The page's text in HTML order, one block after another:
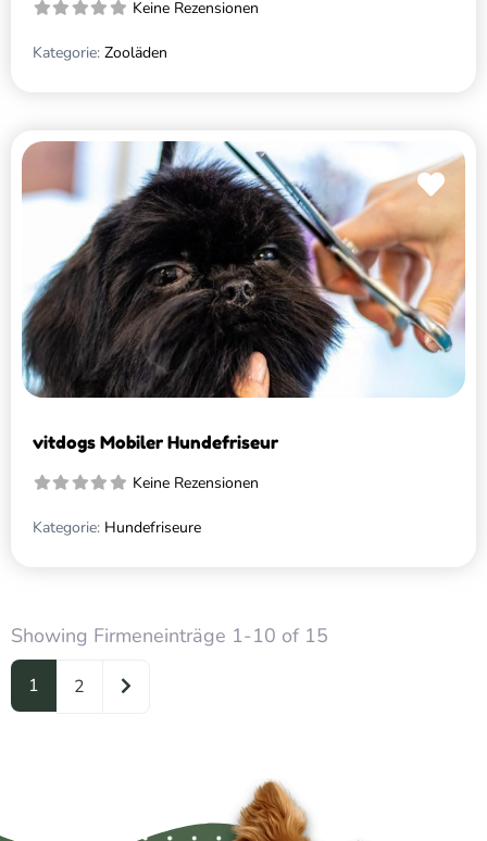
Keine Rezensionen
Kategorie: Zooläden
vitdogs Mobiler Hundefriseur
Keine Rezensionen
Kategorie: Hundefriseure
Showing Firmeneinträge 1-10 of 15
1 2 Ältere Beiträge